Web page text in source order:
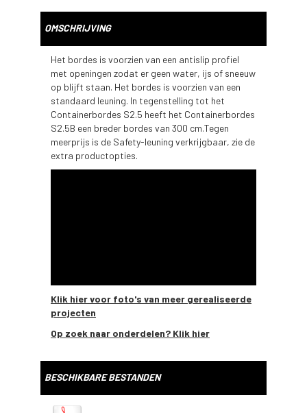
OMSCHRIJVING
Het bordes is voorzien van een antislip profiel
met openingen zodat er geen water, ijs of sneeuw
op blijft staan. Het bordes is voorzien van een
standaard leuning. In tegenstelling tot het
Containerbordes S2.5 heeft het Containerbordes
S2.5B een breder bordes van 300 cm.Tegen
meerprijs is de Safety-leuning verkrijgbaar, zie de
extra productopties.
Klik hier voor foto's van meer gerealiseerde
projecten
Op zoek naar onderdelen? Klik hier
BESCHIKBARE BESTANDEN